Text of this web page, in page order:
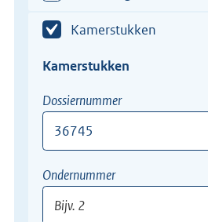
Kamerstukken
Kamerstukken
Dossiernummer
12345-
XII
Ondernummer